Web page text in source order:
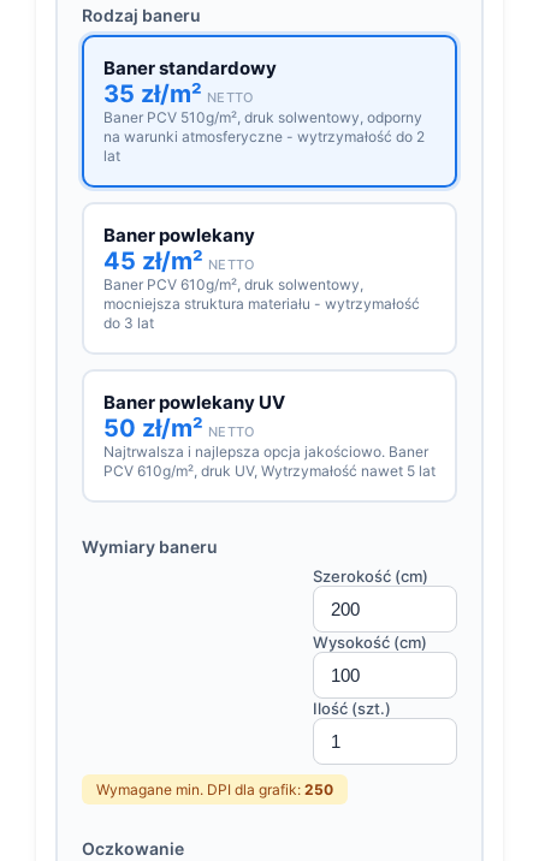
Rodzaj baneru
Baner standardowy
35 zł/m² NETTO
Baner PCV 510g/m², druk solwentowy, odporny
na warunki atmosferyczne - wytrzymałość do 2
lat
Baner powlekany
45 zł/m² NETTO
Baner PCV 610g/m², druk solwentowy,
mocniejsza struktura materiału - wytrzymałość
do 3 lat
Baner powlekany UV
50 zł/m² NETTO
Najtrwalsza i najlepsza opcja jakościowo. Baner
PCV 610g/m², druk UV, Wytrzymałość nawet 5 lat
Wymiary baneru
Szerokość (cm)
Wysokość (cm)
Ilość (szt.)
Wymagane min. DPI dla grafik: 250
Oczkowanie